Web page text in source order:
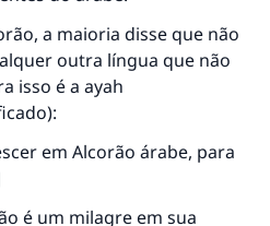
a maioria disse que não
outra língua que não
isso é a ayah
em Alcorão árabe, para
é um milagre em sua